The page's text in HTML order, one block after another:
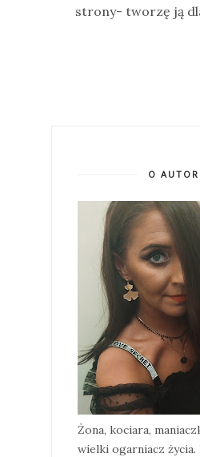
strony- tworzę ją
O
Żona, kociara,
wielki ogarniacz życia.